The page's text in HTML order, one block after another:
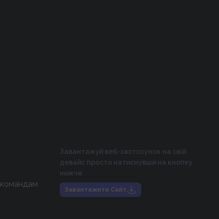
Завантажуй веб-застосунок на свій
девайс просто натиснувши на кнопку
нижче
Завантажити Сайт